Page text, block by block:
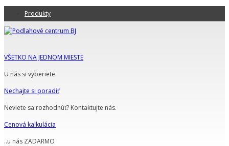
Produkty
VŠETKO NA JEDNOM MIESTE
U nás si vyberiete.
Nechajte si poradiť
Neviete sa rozhodnúť? Kontaktujte nás.
Cenová kalkulácia
..u nás ZADARMO